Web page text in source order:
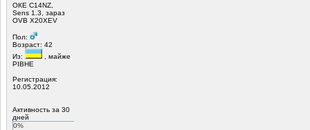
ОКЕ С14NZ,
Sens 1.3, зараз
ОVB X20XEV
Пол:
Возраст: 42
Из:
, майже
РІВНЕ
Регистрация:
10.05.2012
Активность за 30
дней
0%